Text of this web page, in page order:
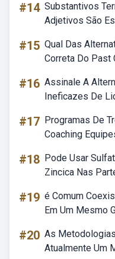
#14 Substantivos
Adjetivos São
#15 Qual Das
Correta Do Past
#16 Assinale A
Ineficazes De
#17 Programas De
Coaching
#18 Pode Usar
Zincica Nas
#19 é Comum
Em Um Mesmo
#20 As
Atualmente Um